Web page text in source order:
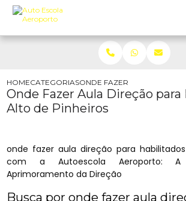
HOMECATEGORIASONDE FAZER AULA
Onde Fazer Aula Direção
Alto de Pinheiros
onde fazer aula direção para
com a Autoescola Aeroporto: A
Aprimoramento da Direção
Busca por onde fazer aula